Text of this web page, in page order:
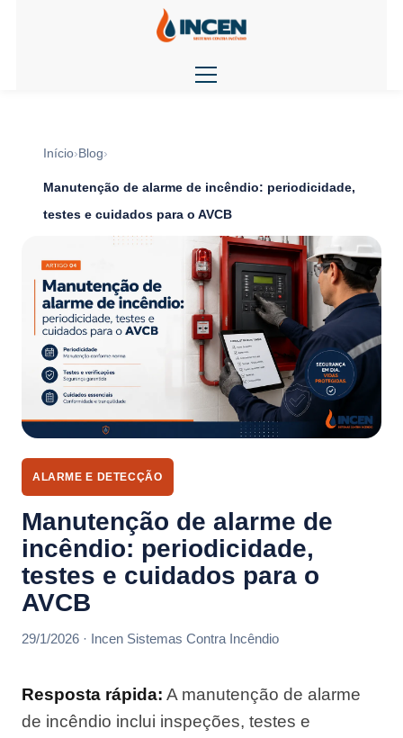
Início Blog
Manutenção de alarme de incêndio: periodicidade,
testes e cuidados para o AVCB
ALARME E DETECÇÃO
Manutenção de alarme de
incêndio: periodicidade,
testes e cuidados para o
AVCB
29/1/2026 · Incen Sistemas Contra Incêndio
Resposta rápida: A manutenção de alarme
de incêndio inclui inspeções, testes e